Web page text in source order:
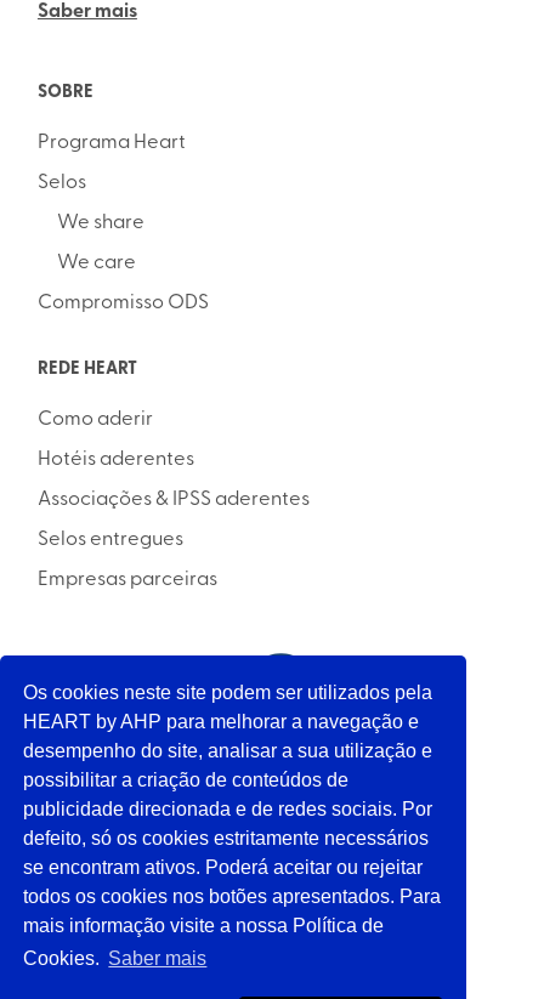
Saber mais
SOBRE
Programa Heart
Selos
We share
We care
Compromisso ODS
REDE HEART
Como aderir
Hotéis aderentes
Associações & IPSS aderentes
Selos entregues
Empresas parceiras
INICIATIVA
APOIO
SIGA-NOS
Termos & condições
Política de Privacidade & Cookies
Os cookies neste site podem ser utilizados pela
HEART by AHP para melhorar a navegação e
desempenho do site, analisar a sua utilização e
possibilitar a criação de conteúdos de
publicidade direcionada e de redes sociais. Por
defeito, só os cookies estritamente necessários
se encontram ativos. Poderá aceitar ou rejeitar
todos os cookies nos botões apresentados. Para
mais informação visite a nossa Política de
Cookies. Saber mais